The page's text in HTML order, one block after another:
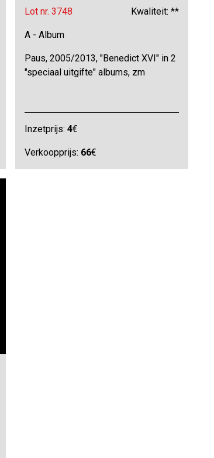
Lot nr. 3748 Kwaliteit: **
A - Album
Paus, 2005/2013, "Benedict XVI" in 2
"speciaal uitgifte" albums, zm
Inzetprijs:4€
Verkoopprijs: 66€